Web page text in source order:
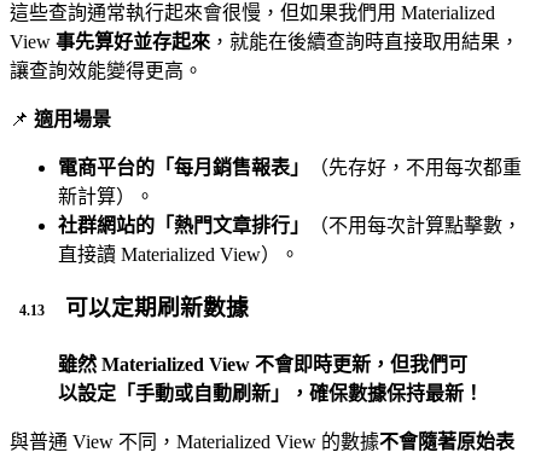
這些查詢通常執行起來會很慢，但如果我們用 Materialized
View 事先算好並存起來 ，就能在後續查詢時直接取用結果，
讓查詢效能變得更高。
📌 適用場景
電商平台的「每月銷售報表」
（先存好，不用每次都重
新計算）。
社群網站的「熱門文章排行」
（不用每次計算點擊數，
直接讀 Materialized View）。
可以定期刷新數據
雖然 Materialized View 不會即時更新，但我們可
以設定「手動或自動刷新」，確保數據保持最新！
與普通 View 不同，Materialized View 的數據不會隨著原始表